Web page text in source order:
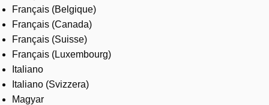
Français (Belgique)
Français (Canada)
Français (Suisse)
Français (Luxembourg)
Italiano
Italiano (Svizzera)
Magyar